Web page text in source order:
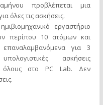
προβλέπεται μια
όλες τις ασκήσεις.
εργαστήριο
περίπου 10 ατόμων και
για 3
ασκήσεις
όλους στο PC Lab. Δεν